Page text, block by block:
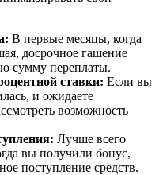
В первые месяцы, когда
досрочное гашение
сумму переплаты.
ставки: Если вы
и ожидаете
возможность
Лучше всего
вы получили бонус,
поступление средств.